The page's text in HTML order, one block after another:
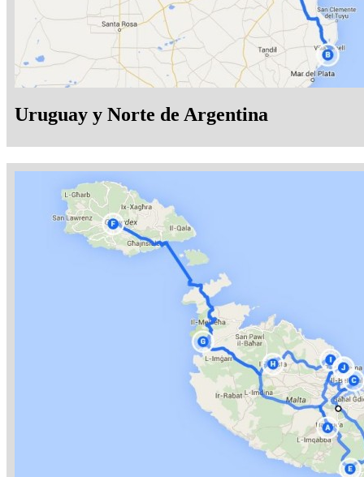
Uruguay y Norte de Argentina